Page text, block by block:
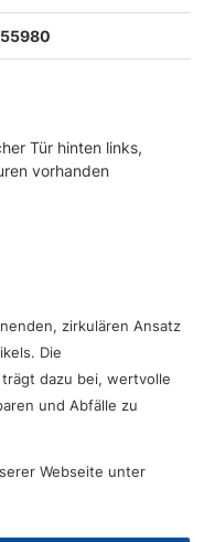
Tür hinten links,
vorhanden
zirkulären Ansatz
Die
dazu bei, wertvolle
und Abfälle zu
Webseite unter